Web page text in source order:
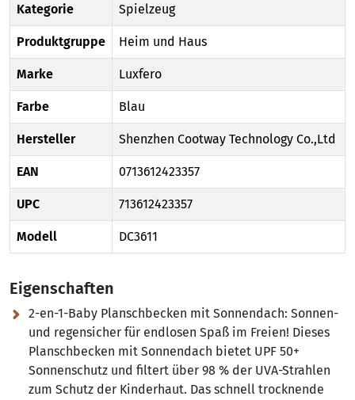
Kategorie Spielzeug
Produktgruppe Heim und Haus
Marke Luxfero
Farbe Blau
Hersteller Shenzhen Cootway Technology Co.,Ltd
EAN 0713612423357
UPC 713612423357
Modell DC3611
Eigenschaften
2-en-1-Baby Planschbecken mit Sonnendach: Sonnen-
und regensicher für endlosen Spaß im Freien! Dieses
Planschbecken mit Sonnendach bietet UPF 50+
Sonnenschutz und filtert über 98 % der UVA-Strahlen
zum Schutz der Kinderhaut. Das schnell trocknende